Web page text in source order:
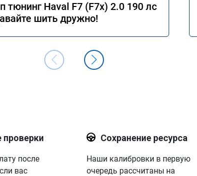
тюнинг Haval F7 (F7x) 2.0 190 лс
шить дружно!
проверки
после
вас
Сохранение ресурса
Наши калибровки в первую
очередь рассчитаны на